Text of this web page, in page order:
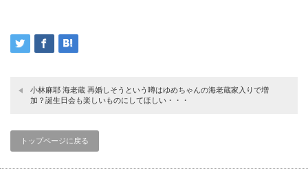
小林麻耶 海老蔵 再婚しそうという噂はゆめちゃんの海老蔵家入りで増
加？誕生日会も楽しいものにしてほしい・・・
トップページに戻る